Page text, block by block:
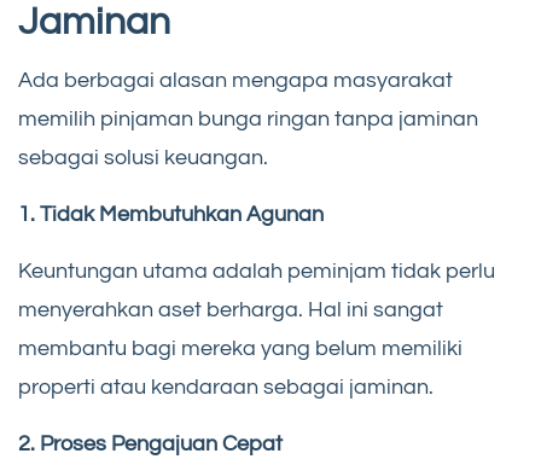
Jaminan
Ada berbagai alasan mengapa masyarakat
memilih pinjaman bunga ringan tanpa jaminan
sebagai solusi keuangan.
1. Tidak Membutuhkan Agunan
Keuntungan utama adalah peminjam tidak perlu
menyerahkan aset berharga. Hal ini sangat
membantu bagi mereka yang belum memiliki
properti atau kendaraan sebagai jaminan.
2. Proses Pengajuan Cepat